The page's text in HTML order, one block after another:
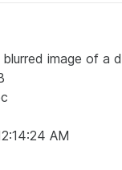
image of a
AM